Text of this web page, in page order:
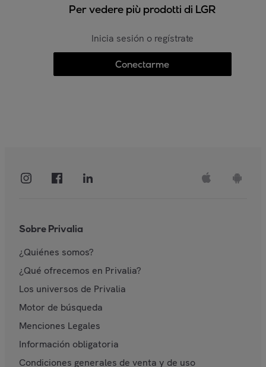
Per vedere più prodotti di LGR
Inicia sesión o regístrate
Conectarme
Sobre Privalia
¿Quiénes somos?
¿Qué ofrecemos en Privalia?
Los universos de Privalia
Motor de búsqueda
Menciones Legales
Información obligatoria
Condiciones generales de venta y de uso